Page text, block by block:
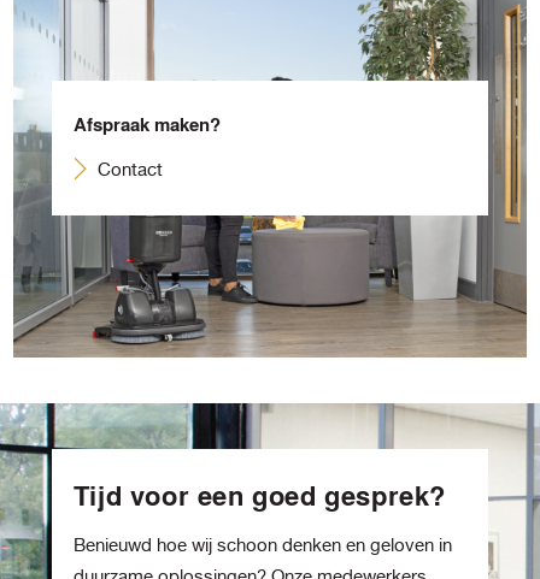
Afspraak maken?
Contact
Tijd voor een goed gesprek?
Benieuwd hoe wij schoon denken en geloven in